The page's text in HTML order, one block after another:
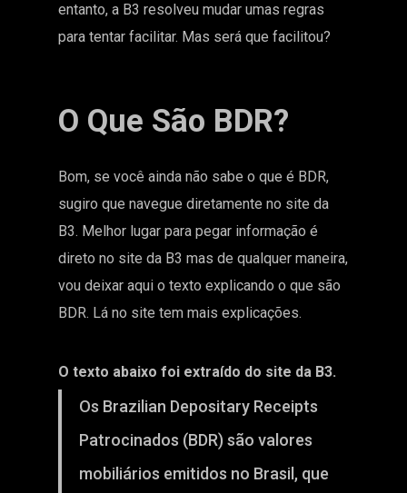
entanto, a B3 resolveu mudar umas regras
para tentar facilitar. Mas será que facilitou?
O Que São BDR?
Bom, se você ainda não sabe o que é BDR,
sugiro que navegue diretamente no site da
B3. Melhor lugar para pegar informação é
direto no site da B3 mas de qualquer maneira,
vou deixar aqui o texto explicando o que são
BDR. Lá no site tem mais explicações.
O texto abaixo foi extraído do site da B3.
Os Brazilian Depositary Receipts
Patrocinados (BDR) são valores
mobiliários emitidos no Brasil, que